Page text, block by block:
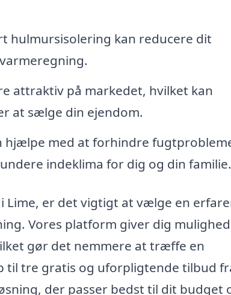
hulmursisolering kan reducere dit
attraktiv på markedet, hvilket kan
at sælge din ejendom.
hjælpe med at forhindre
indeklima for dig og din familie.
Lime, er det vigtigt at vælge en
Vores platform giver dig
gør det nemmere at træffe en
til tre gratis og uforpligtende tilbud
der passer bedst til dit budget